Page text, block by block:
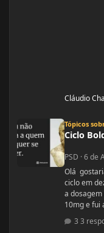
Cláudio
Tópicos
Ciclo
PSD ·6 de
Olá gostaria de uma informação de dosagens, já fiz um
ciclo em
a
10mg e fui
60mg
ganhos de
3